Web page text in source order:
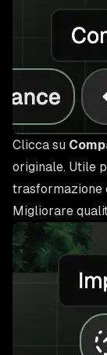
Clicca su
originale. Utile
trasformazione
Migliorare